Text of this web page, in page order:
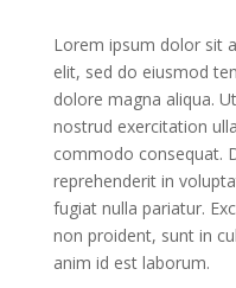
Lorem ipsum dolor sit
elit, sed do eiusmod
dolore magna aliqua.
nostrud exercitation
commodo consequat.
reprehenderit in
fugiat nulla pariatur.
non proident, sunt in
anim id est laborum.